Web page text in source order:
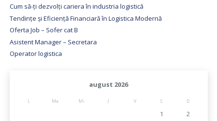
Cum să-ți dezvolți cariera în industria logistică
Tendințe și Eficiență Financiară în Logistica Modernă
Oferta Job – Sofer cat B
Asistent Manager – Secretara
Operator logistica
august 2026
L Ma Mi J V S D
1
2